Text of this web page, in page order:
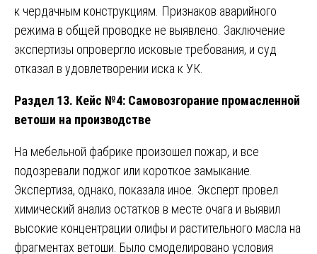
к чердачным конструкциям. Признаков аварийного
режима в общей проводке не выявлено. Заключение
экспертизы опровергло исковые требования, и суд
отказал в удовлетворении иска к УК.
Раздел 13. Кейс №4: Самовозгорание промасленной
ветоши на производстве
На мебельной фабрике произошел пожар, и все
подозревали поджог или короткое замыкание.
Экспертиза, однако, показала иное. Эксперт провел
химический анализ остатков в месте очага и выявил
высокие концентрации олифы и растительного масла на
фрагментах ветоши. Было смоделировано условия